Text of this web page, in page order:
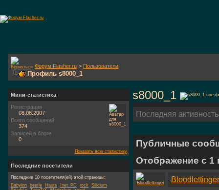
Форум Flasher.ru > Пользователи
Профиль s8000_1
s8000_1
Последняя
Публичные
Отображение с 1
Bloodlettinger
Мини-статистика
Регистрация
08.06.2007
Всего сообщений
374
Записей в блоге
0
Показать всю статистику
Последние посетители
Последние 10 посетителя(ей) этой страницы:
Babylon
beetle Hauts Inet_PC rock Silicium